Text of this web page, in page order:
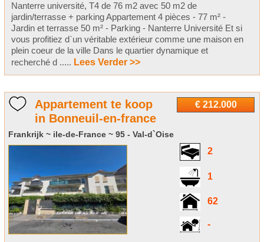
Nanterre université, T4 de 76 m2 avec 50 m2 de
jardin/terrasse + parking Appartement 4 pièces - 77 m² -
Jardin et terrasse 50 m² - Parking - Nanterre Université Et si
vous profitiez d`un véritable extérieur comme une maison en
plein coeur de la ville Dans le quartier dynamique et
recherché d ..... Lees Verder >>
€ 212.000
Appartement te koop
in Bonneuil-en-france
Frankrijk ~ ile-de-France ~ 95 - Val-d`Oise
2
1
62
-